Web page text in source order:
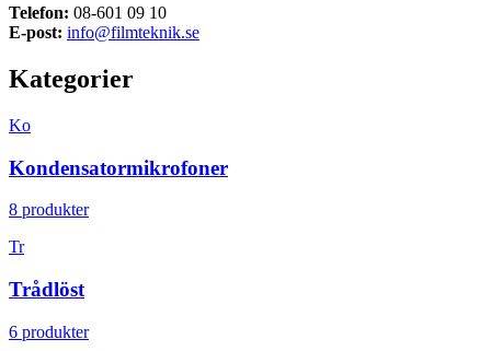
Telefon: 08-601 09 10
E-post: info@filmteknik.se
Kategorier
Ko
Kondensatormikrofoner
8 produkter
Tr
Trådlöst
6 produkter